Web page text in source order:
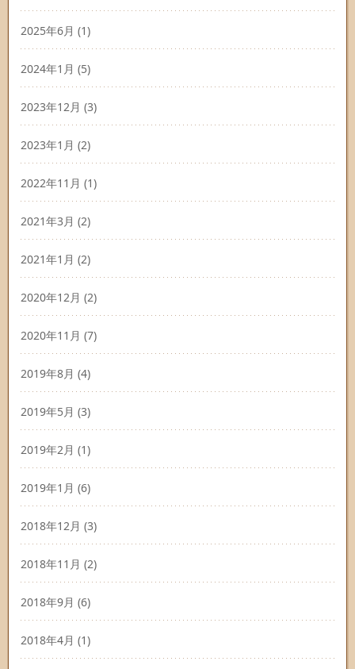
2025年6月 (1)
2024年1月 (5)
2023年12月 (3)
2023年1月 (2)
2022年11月 (1)
2021年3月 (2)
2021年1月 (2)
2020年12月 (2)
2020年11月 (7)
2019年8月 (4)
2019年5月 (3)
2019年2月 (1)
2019年1月 (6)
2018年12月 (3)
2018年11月 (2)
2018年9月 (6)
2018年4月 (1)